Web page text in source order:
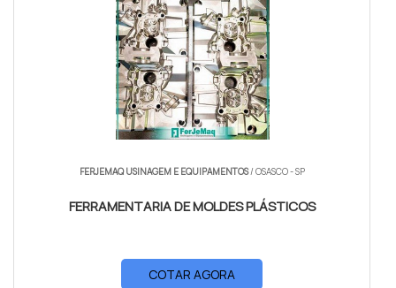
FERJEMAQ USINAGEM E EQUIPAMENTOS/ OSASCO - SP
FERRAMENTARIA DE MOLDES PLÁSTICOS
COTAR AGORA